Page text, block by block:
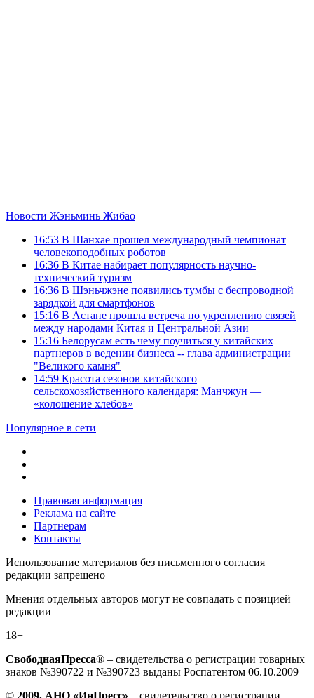
Новости Жэньминь Жибао
16:53 В Шанхае прошел международный чемпионат
человекоподобных роботов
16:36 В Китае набирает популярность научно-
технический туризм
16:36 В Шэньчжэне появились тумбы с беспроводной
зарядкой для смартфонов
15:16 В Астане прошла встреча по укреплению связей
между народами Китая и Центральной Азии
15:16 Белорусам есть чему поучиться у китайских
партнеров в ведении бизнеса -- глава администрации
"Великого камня"
14:59 Красота сезонов китайского
сельскохозяйственного календаря: Манчжун —
«колошение хлебов»
Популярное в сети
Правовая информация
Реклама на сайте
Партнерам
Контакты
Использование материалов без письменного согласия
редакции запрещено
Мнения отдельных авторов могут не совпадать с позицией
редакции
18+
СвободнаяПресса® – свидетельства о регистрации товарных
знаков №390722 и №390723 выданы Роспатентом 06.10.2009